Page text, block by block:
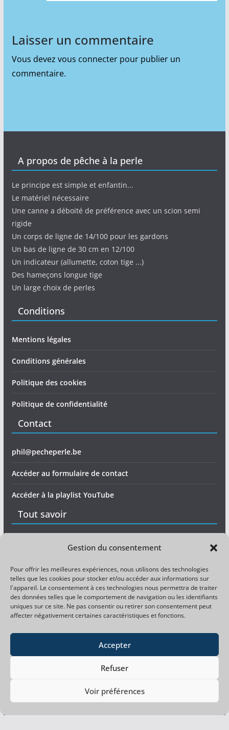
Gestion du consentement
Pour offrir les meilleures expériences, nous utilisons des technologies
telles que les cookies pour stocker et/ou accéder aux informations sur
l'appareil. Le consentement à ces technologies nous permettra de traiter
des données telles que le comportement de navigation ou les identifiants
uniques sur ce site. Ne pas consentir ou retirer son consentement peut
affecter négativement certaines caractéristiques et fonctions.
Accepter
Refuser
Voir préférences
Laisser un commentaire
Vous devez vous connecterpour publier un
commentaire.
A propos de pêche à la perle
Le principe est simple et enfantin...
Le matériel nécessaire
Une canne a déboité de préférence avec un scion semi
rigide
Un corps de ligne de 14/100 pour les gardons
Un bas de ligne de 30 cm en 12/100
Un indicateur (allumette, coton tige ...)
Des hameçons longue tige
Un large choix de perles
Conditions
Mentions légales
Conditions générales
Politique des cookies
Politique de confidentialité
Contact
phil@pecheperle.be
Accéder au formulaire de contact
Accéder à la playlist YouTube
Tout savoir
Divers
Magazine pêche gratuit
La pêche à la perle du gardon
droits réservés.